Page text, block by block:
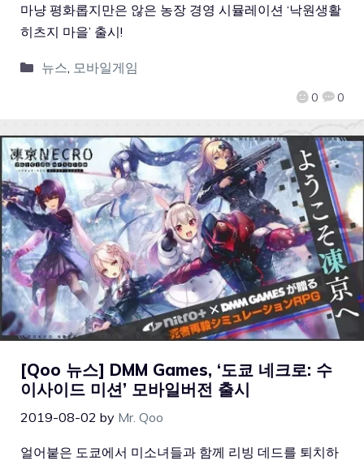
0 0
마냥 평화롭지만은 않은 농장 경영 시뮬레이션 ‘낙원생활
히츠지 마을’ 출시!
뉴스 모바일게임
[Qoo 뉴스] DMM Games, ‘도쿄 네크로: 수
이사이드 미션’ 모바일버전 출시
2019-08-02 by Mr. Qoo
얼어붙은 도쿄에서 미소녀들과 함께 리빙 데드를 퇴치하